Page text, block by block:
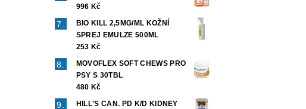
996 Kč
BIO KILL 2,5MG/ML KOŽNÍ
SPREJ EMULZE 500ML
253 Kč
MOVOFLEX SOFT CHEWS PRO
PSY S 30TBL
480 Kč
HILL'S CAN. PD K/D KIDNEY